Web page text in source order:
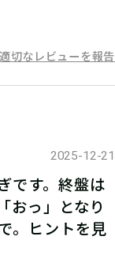
切なレビューを報告
2025-12-21
です。終盤は
おっ」となり
。ヒントを見